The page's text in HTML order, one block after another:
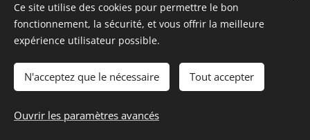
Ajouter au panier
Joie de l'attelage - Valbelette 48400 FLORAC TROIS RIVIÈRES
- +33 4 66 45 07 19 ou +33 6 73 06 57 43
Ce site utilise des cookies pour permettre le bon
fonctionnement, la sécurité, et vous offrir la meilleure
expérience utilisateur possible.
N'acceptez que le nécessaire Tout accepter
Ouvrir les paramètres avancés